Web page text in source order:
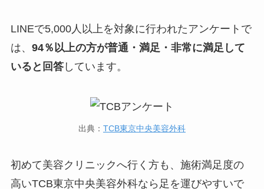
LINEで5,000人以上を対象に行われたアンケートで
は、 94％以上の方が普通・満足・非常に満足して
いると回答しています。
出典： TCB東京中央美容外科
初めて美容クリニックへ行く方も、施術満足度の
高いTCB東京中央美容外科なら足を運びやすいで